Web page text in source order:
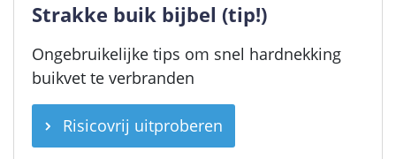
Strakke buik bijbel (tip!)
Ongebruikelijke tips om snel hardnekking
buikvet te verbranden
Risicovrij uitproberen